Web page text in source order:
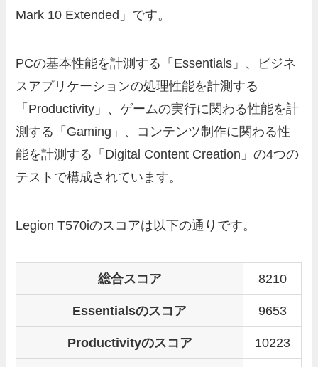
Mark 10 Extended」です。
PCの基本性能を計測する「Essentials」、ビジネ
スアプリケーションの処理性能を計測する
「Productivity」、ゲームの実行に関わる性能を計
測する「Gaming」、コンテンツ制作に関わる性
能を計測する「Digital Content Creation」の4つの
テストで構成されています。
Legion T570iのスコアは以下の通りです。
総合スコア 8210
Essentialsのスコア 9653
Productivityのスコア 10223